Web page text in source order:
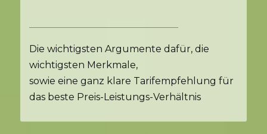
Die wichtigsten Argumente dafür, die
wichtigsten Merkmale,
sowie eine ganz klare Tarifempfehlung für
das beste Preis-Leistungs-Verhältnis